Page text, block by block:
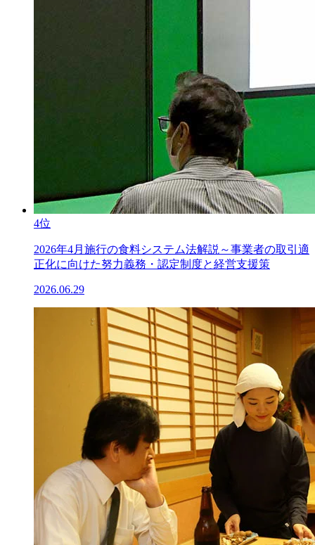
4位
2026年4月施行の食料システム法解説～事業者の取引適
正化に向けた努力義務・認定制度と経営支援策
2026.06.29